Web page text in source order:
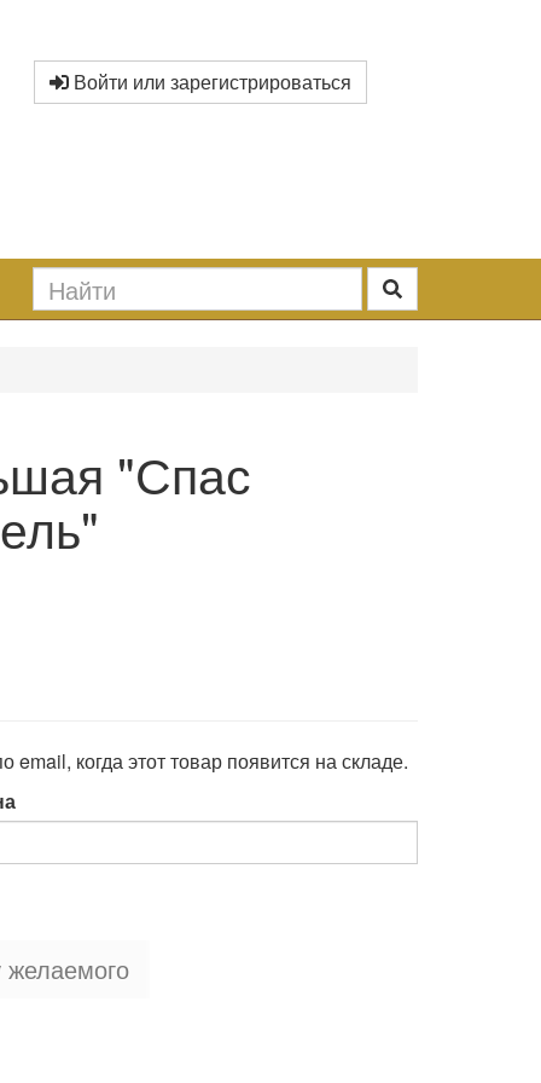
Войти или зарегистрироваться
"Спас
когда этот товар появится на складе.
желаемого